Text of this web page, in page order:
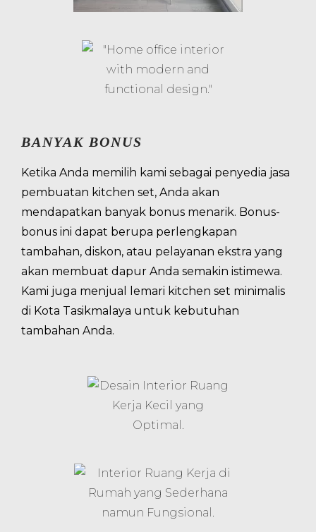
BANYAK BONUS
Ketika Anda memilih kami sebagai penyedia jasa
pembuatan kitchen set, Anda akan
mendapatkan banyak bonus menarik. Bonus-
bonus ini dapat berupa perlengkapan
tambahan, diskon, atau pelayanan ekstra yang
akan membuat dapur Anda semakin istimewa.
Kami juga menjual lemari kitchen set minimalis
di Kota Tasikmalaya untuk kebutuhan
tambahan Anda.